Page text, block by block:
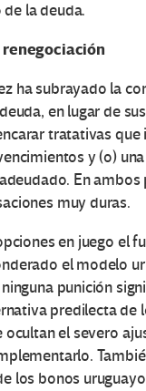
la deuda.
ha subrayado la
en lugar de
tratativas que
y (o)
En ambos
muy duras.
en juego el
el modelo
punición
predilecta de
ocultan el severo
los bonos